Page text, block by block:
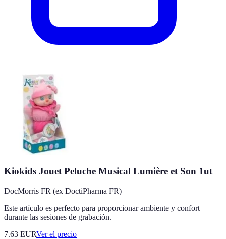
Kiokids Jouet Peluche Musical Lumière et Son 1ut
DocMorris FR (ex DoctiPharma FR)
Este artículo es perfecto para proporcionar ambiente y confort
durante las sesiones de grabación.
7.63 EURVer el precio